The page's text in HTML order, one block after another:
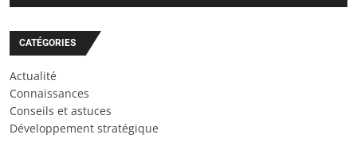
CATÉGORIES
Actualité
Connaissances
Conseils et astuces
Développement stratégique